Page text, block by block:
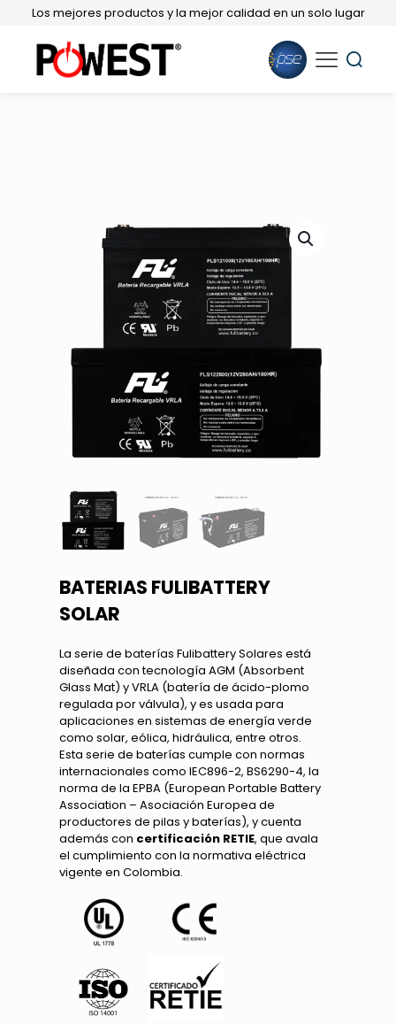
Los mejores productos y la mejor calidad en un solo lugar
BATERIAS FULIBATTERY
SOLAR
La serie de baterías Fulibattery Solares está
diseñada con tecnología AGM (Absorbent
Glass Mat) y VRLA (batería de ácido-plomo
regulada por válvula), y es usada para
aplicaciones en sistemas de energía verde
como solar, eólica, hidráulica, entre otros.
Esta serie de baterías cumple con normas
internacionales como IEC896-2, BS6290-4, la
norma de la EPBA (European Portable Battery
Association – Asociación Europea de
productores de pilas y baterías), y cuenta
además con certificación RETIE, que avala
el cumplimiento con la normativa eléctrica
vigente en Colombia.